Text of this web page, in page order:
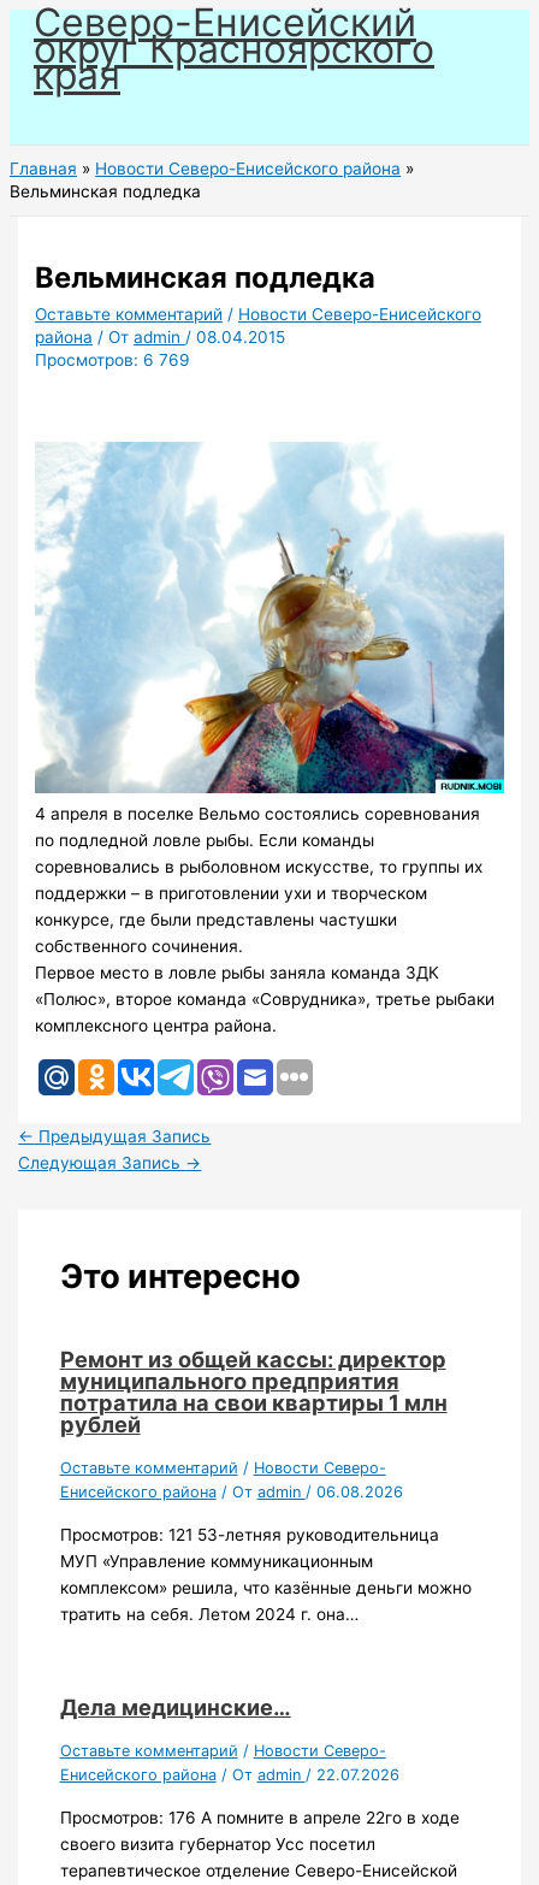
Перейти
содержимому
Северо-Енисейский
округ Красноярского
края
Главная
Новости Северо-Енисейского района
Вельминская подледка
Вельминская подледка
Оставьте комментарий / Новости Северо-Енисейского
района / Отadmin /08.04.2015
Просмотров: 6 769
4 апреля в поселке Вельмо состоялись соревнования
по подледной ловле рыбы. Если команды
соревновались в рыболовном искусстве, то группы их
поддержки – в приготовлении ухи и творческом
конкурсе, где были представлены частушки
собственного сочинения.
Первое место в ловле рыбы заняла команда ЗДК
«Полюс», второе команда «Соврудника», третье рыбаки
комплексного центра района.
← Предыдущая Запись
Следующая Запись →
Это интересно
Ремонт из общей кассы: директор
муниципального предприятия
потратила на свои квартиры 1 млн
рублей
Оставьте комментарий / Новости Северо-
Енисейского района/ От admin / 06.08.2026
Просмотров: 121 53-летняя руководительница
МУП «Управление коммуникационным
комплексом» решила, что казённые деньги можно
тратить на себя. Летом 2024 г. она…
Дела медицинские…
Оставьте комментарий / Новости Северо-
Енисейского района/ От admin / 22.07.2026
Просмотров: 176 А помните в апреле 22го в ходе
своего визита губернатор Усс посетил
терапевтическое отделение Северо-Енисейской